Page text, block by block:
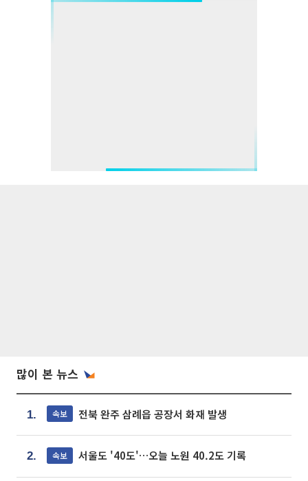
많이 본 뉴스
1. 속보 전북 완주 삼례읍 공장서 화재 발생
2. 속보 서울도 '40도'…오늘 노원 40.2도 기록